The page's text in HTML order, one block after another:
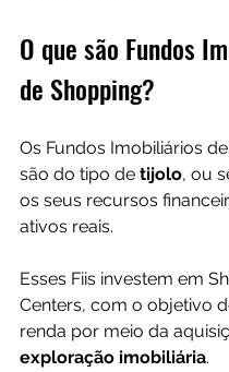
O que são Fundos
de Shopping?
Os Fundos Imobiliários
são do tipo de tijolo, ou
os seus recursos
ativos reais.
Esses Fiis investem em
Centers, com o objetivo
renda por meio da
exploração imobiliária.